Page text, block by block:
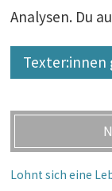
Analysen. Du
Texter:innen
Lohnt sich eine